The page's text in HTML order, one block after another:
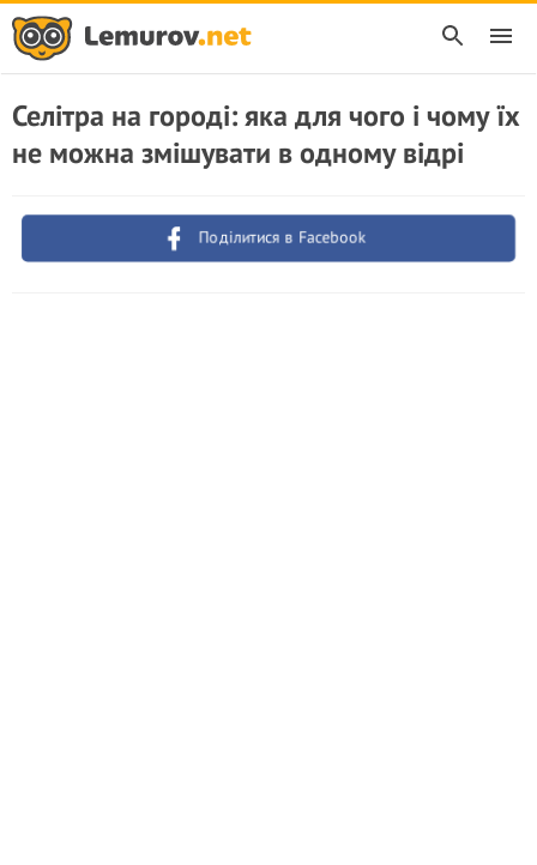
Селітра на городі: яка для чого і чому їх
не можна змішувати в одному відрі
Поділитися в Facebook